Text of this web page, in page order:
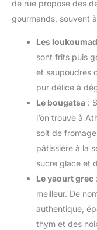
de rue propose des
gourmands, souvent
Les
sont frits puis
et saupoudrés
pur délice à
Le bougatsa :
l’on trouve à
soit de
pâtissière à la
sucre glace et
Le yaourt grec
meilleur. De
authentique,
thym et des